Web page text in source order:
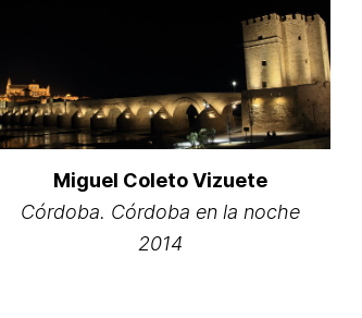
Miguel Coleto Vizuete
Córdoba. Córdoba en la noche
2014